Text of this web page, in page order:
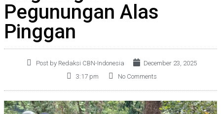
Pegunungan Alas
Pinggan
Post by Redaksi CBN-Indonesia
December 23, 2025
3:17 pm
No Comments